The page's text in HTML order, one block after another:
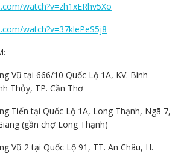
watch?v=zh1xERhv5Xo
watch?v=37klePeS5j8
Vũ tại 666/10 Quốc Lộ 1A, KV. Bình
Thủy, TP. Cần Thơ
Tiến tại Quốc Lộ 1A, Long Thạnh, Ngã 7,
(gần chợ Long Thạnh)
Vũ 2 tại Quốc Lộ 91, TT. An Châu, H.